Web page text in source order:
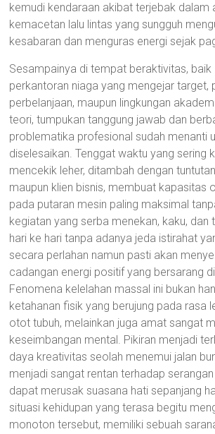
kemudi kendaraan akibat terjebak dalam
kemacetan lalu lintas yang sungguh
kesabaran dan menguras energi sejak
Sesampainya di tempat beraktivitas, baik
perkantoran niaga yang mengejar target,
perbelanjaan, maupun lingkungan
teori, tumpukan tanggung jawab dan
problematika profesional sudah menanti
diselesaikan. Tenggat waktu yang sering
mencekik leher, ditambah dengan
maupun klien bisnis, membuat kapasitas
pada putaran mesin paling maksimal
kegiatan yang serba menekan, kaku, dan
hari ke hari tanpa adanya jeda istirahat
secara perlahan namun pasti akan
cadangan energi positif yang bersarang
Fenomena kelelahan massal ini bukan
ketahanan fisik yang berujung pada rasa
otot tubuh, melainkan juga amat sangat
keseimbangan mental. Pikiran menjadi
daya kreativitas seolah menemui jalan
menjadi sangat rentan terhadap
dapat merusak suasana hati sepanjang
situasi kehidupan yang terasa begitu
monoton tersebut, memiliki sebuah